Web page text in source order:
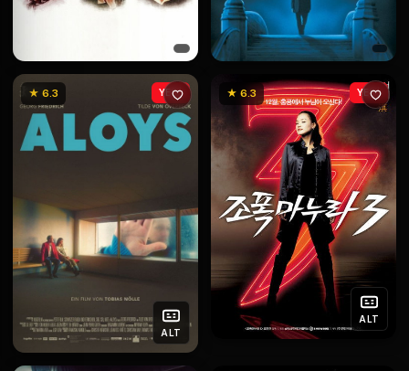
★ 6.3
ALT
YENİ ★ 6.3
ALT
YENİ